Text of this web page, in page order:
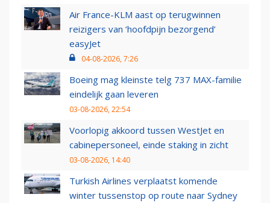
Air France-KLM aast op terugwinnen
reizigers van ‘hoofdpijn bezorgend’
easyJet
04-08-2026, 7:26
Boeing mag kleinste telg 737 MAX-familie
eindelijk gaan leveren
03-08-2026, 22:54
Voorlopig akkoord tussen WestJet en
cabinepersoneel, einde staking in zicht
03-08-2026, 14:40
Turkish Airlines verplaatst komende
winter tussenstop op route naar Sydney